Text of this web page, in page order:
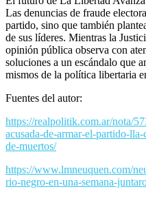
Las denuncias de fraude
partido, sino que también
de sus líderes. Mientras la
opinión pública observa con
soluciones a un escándalo que
mismos de la política libertaria
Fuentes del autor:
https://realpolitik.com.ar/nota/
acusada-de-armar-el-partido-
de-muertos/
https://www.lmneuquen.com/
rio-negro-en-una-semana-